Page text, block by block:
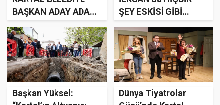
BAŞKAN ADAY ADAYI
BEYTEKİN'İN YENİ YIL
MESAJI
ŞEY ESKİSİ GİBİ
Başkan Yüksel:
Dünya Tiyatrolar